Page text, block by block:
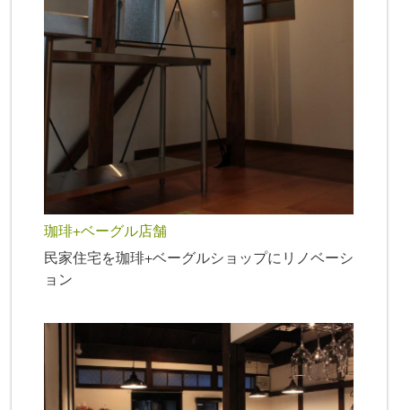
珈琲+ベーグル店舗
民家住宅を珈琲+ベーグルショップにリノベーシ
ョン